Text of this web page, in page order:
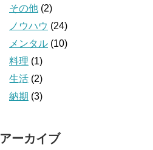
その他 (2)
ノウハウ (24)
メンタル (10)
料理 (1)
生活 (2)
納期 (3)
アーカイブ